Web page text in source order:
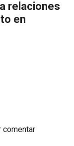
relaciones
en
comentar